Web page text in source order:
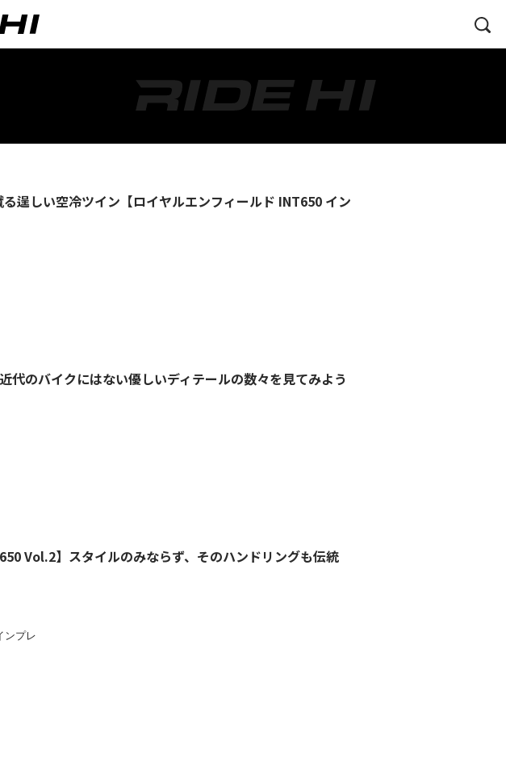
逞しい空冷ツイン【ロイヤルエンフィールド INT650 イン
代のバイクにはない優しいディテールの数々を見てみよう
Vol.2】スタイルのみならず、そのハンドリングも伝統
ンプレ